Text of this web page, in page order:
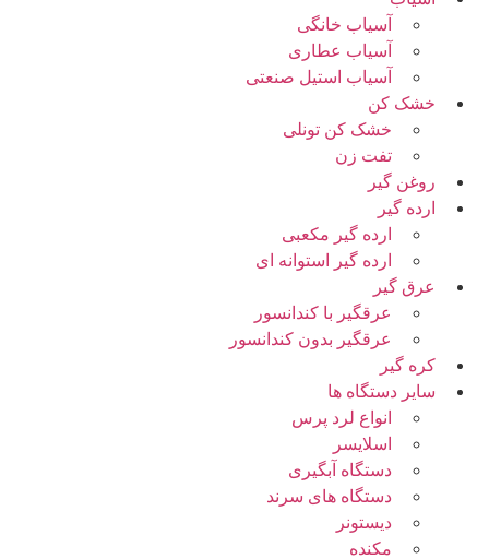
آسیاب خانگی
آسیاب عطاری
آسیاب استیل صنعتی
خشک کن
خشک کن تونلی
تفت زن
روغن گیر
ارده گیر
ارده گیر مکعبی
ارده گیر استوانه ای
عرق گیر
عرقگیر با کندانسور
عرقگیر بدون کندانسور
کره گیر
سایر دستگاه ها
انواع لرد پرس
اسلایسر
دستگاه آبگیری
دستگاه های سرند
دیستونر
مکنده